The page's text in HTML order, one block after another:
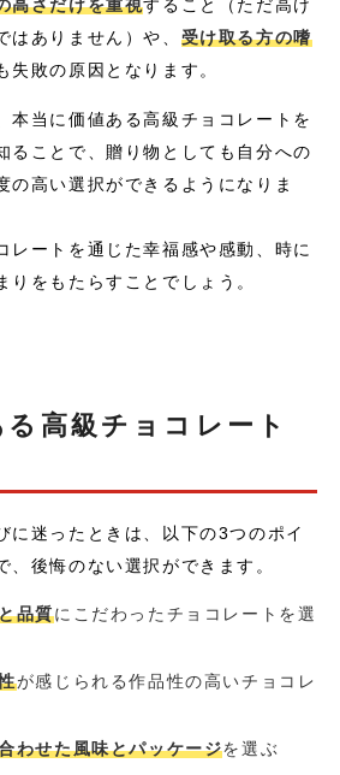
高さだけを重視すること（ただ高け
はありません）や、 受け取る方の嗜
失敗の原因となります。
本当に価値ある高級チョコレートを
ることで、贈り物としても自分への
の高い選択ができるようになりま
レートを通じた幸福感や感動、時に
りをもたらすことでしょう。
高級チョコレート
に迷ったときは、以下の3つのポイ
、後悔のない選択ができます。
品質にこだわったチョコレートを選
が感じられる作品性の高いチョコレ
わせた風味とパッケージを選ぶ